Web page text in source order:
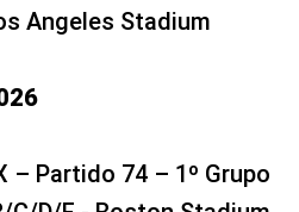
Angeles Stadium
– Partido 74 – 1º Grupo